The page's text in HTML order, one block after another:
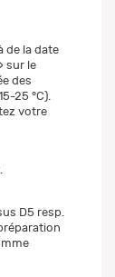
de la date
sur le
des
25 °C).
votre
D5 resp.